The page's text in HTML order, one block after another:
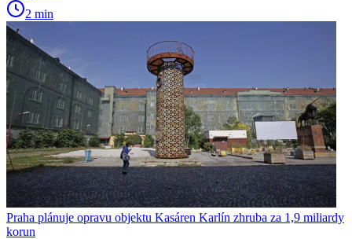
2 min
Praha plánuje opravu objektu Kasáren Karlín zhruba za 1,9 miliardy
korun